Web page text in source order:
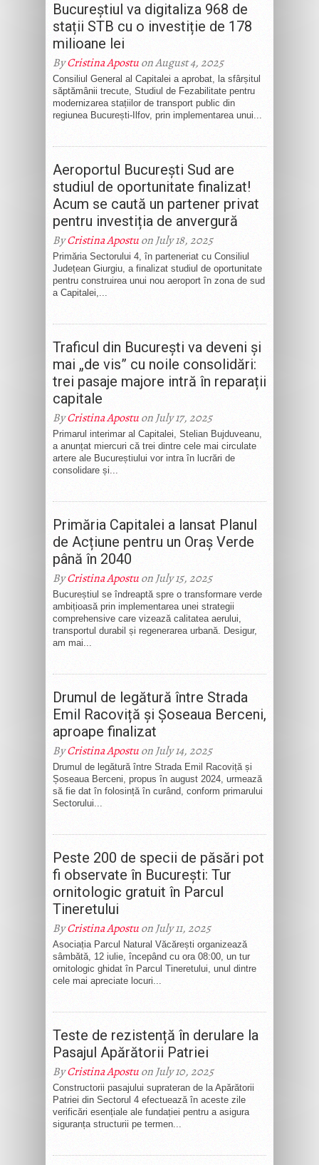
Bucureștiul va digitaliza 968 de
stații STB cu o investiție de 178
milioane lei
ByCristina Apostuon August 4, 2025
Consiliul General al Capitalei a aprobat, la sfârșitul
săptămânii trecute, Studiul de Fezabilitate pentru
modernizarea stațiilor de transport public din
regiunea București-Ilfov, prin implementarea unui...
Aeroportul București Sud are
studiul de oportunitate finalizat!
Acum se caută un partener privat
pentru investiția de anvergură
ByCristina Apostuon July 18, 2025
Primăria Sectorului 4, în parteneriat cu Consiliul
Județean Giurgiu, a finalizat studiul de oportunitate
pentru construirea unui nou aeroport în zona de sud
a Capitalei,...
Traficul din București va deveni și
mai „de vis” cu noile consolidări:
trei pasaje majore intră în reparații
capitale
ByCristina Apostuon July 17, 2025
Primarul interimar al Capitalei, Stelian Bujduveanu,
a anunțat miercuri că trei dintre cele mai circulate
artere ale Bucureștiului vor intra în lucrări de
consolidare și...
Primăria Capitalei a lansat Planul
de Acțiune pentru un Oraș Verde
până în 2040
ByCristina Apostuon July 15, 2025
Bucureștiul se îndreaptă spre o transformare verde
ambițioasă prin implementarea unei strategii
comprehensive care vizează calitatea aerului,
transportul durabil și regenerarea urbană. Desigur,
am mai...
Drumul de legătură între Strada
Emil Racoviță și Șoseaua Berceni,
aproape finalizat
ByCristina Apostuon July 14, 2025
Drumul de legătură între Strada Emil Racoviță și
Șoseaua Berceni, propus în august 2024, urmează
să fie dat în folosință în curând, conform primarului
Sectorului...
Peste 200 de specii de păsări pot
fi observate în București: Tur
ornitologic gratuit în Parcul
Tineretului
ByCristina Apostuon July 11, 2025
Asociația Parcul Natural Văcărești organizează
sâmbătă, 12 iulie, începând cu ora 08:00, un tur
ornitologic ghidat în Parcul Tineretului, unul dintre
cele mai apreciate locuri...
Teste de rezistență în derulare la
Pasajul Apărătorii Patriei
ByCristina Apostuon July 10, 2025
Constructorii pasajului suprateran de la Apărătorii
Patriei din Sectorul 4 efectuează în aceste zile
verificări esențiale ale fundației pentru a asigura
siguranța structurii pe termen...